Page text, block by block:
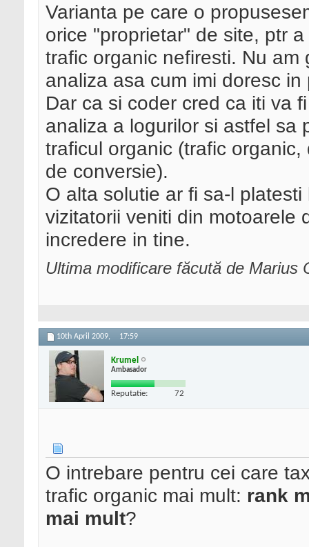
Varianta pe care o
orice "proprietar" de site, ptr
trafic organic nefiresti. Nu
analiza asa cum imi doresc in
Dar ca si coder cred ca iti va
analiza a logurilor si astfel sa
traficul organic (trafic
de conversie).
O alta solutie ar fi sa-l
vizitatorii veniti din motoarele
incredere in tine.
Ultima modificare făcută de Marius
10th April 2009, 17:59
Krumel
Ambasador
Reputatie: 72
O intrebare pentru cei care
trafic organic mai mult: rank
mai mult?